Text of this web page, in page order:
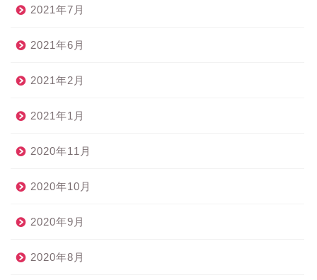
2021年7月
2021年6月
2021年2月
2021年1月
2020年11月
2020年10月
2020年9月
2020年8月